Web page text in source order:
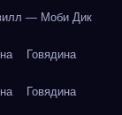
— Моби Дик
Говядина
Говядина